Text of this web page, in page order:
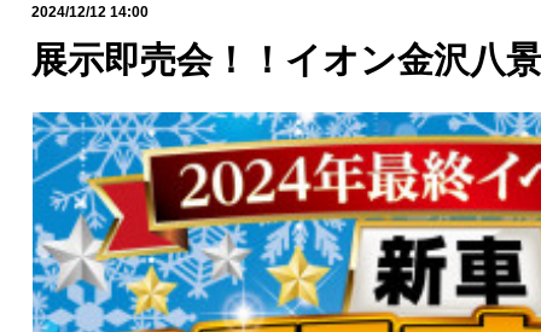
2024/12/12 14:00
展示即売会！！イオン金沢八